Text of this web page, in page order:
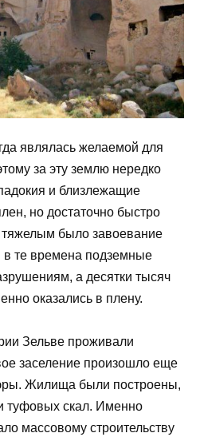
являлась желаемой для
за эту землю нередко
и близлежащие
но достаточно быстро
было завоевание
в те времена подземные
а десятки тысяч
оказались в плену.
Зельве проживали
заселение произошло еще
Жилища были построены,
туфовых скал. Именно
массовому строительству